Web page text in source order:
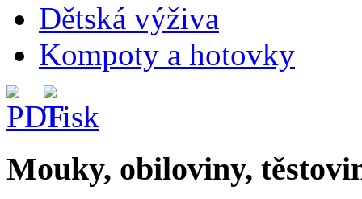
Dětská výživa
Kompoty a hotovky
Mouky, obiloviny,